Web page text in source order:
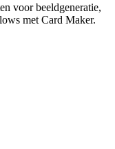
voor beeldgeneratie,
met Card Maker.